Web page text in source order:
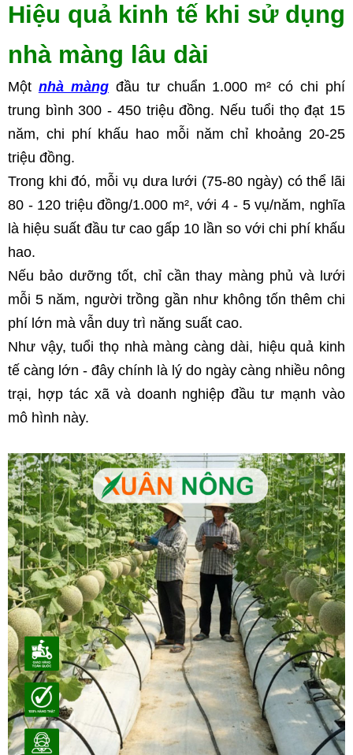
Hiệu quả kinh tế khi sử dụng
nhà màng lâu dài
Một nhà màng đầu tư chuẩn 1.000 m² có chi phí
trung bình 300 - 450 triệu đồng. Nếu tuổi thọ đạt 15
năm, chi phí khấu hao mỗi năm chỉ khoảng 20-25
triệu đồng.
Trong khi đó, mỗi vụ dưa lưới (75-80 ngày) có thể lãi
80 - 120 triệu đồng/1.000 m², với 4 - 5 vụ/năm, nghĩa
là hiệu suất đầu tư cao gấp 10 lần so với chi phí khấu
hao.
Nếu bảo dưỡng tốt, chỉ cần thay màng phủ và lưới
mỗi 5 năm, người trồng gần như không tốn thêm chi
phí lớn mà vẫn duy trì năng suất cao.
Như vậy, tuổi thọ nhà màng càng dài, hiệu quả kinh
tế càng lớn - đây chính là lý do ngày càng nhiều nông
trại, hợp tác xã và doanh nghiệp đầu tư mạnh vào
mô hình này.